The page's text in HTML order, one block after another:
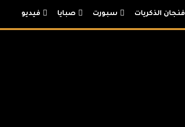
فنجان الذكريات سبورت صبايا فيديو